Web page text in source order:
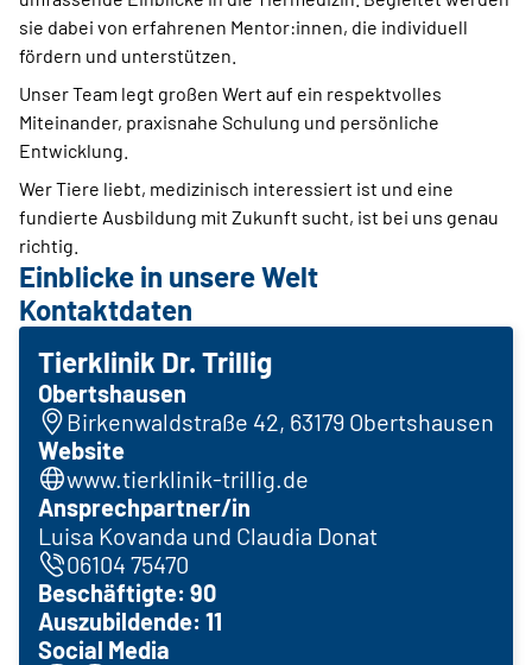
sie dabei von erfahrenen Mentor:innen, die individuell
fördern und unterstützen.
Unser Team legt großen Wert auf ein respektvolles
Miteinander, praxisnahe Schulung und persönliche
Entwicklung.
Wer Tiere liebt, medizinisch interessiert ist und eine
fundierte Ausbildung mit Zukunft sucht, ist bei uns genau
richtig.
Einblicke in unsere Welt
Kontaktdaten
Tierklinik Dr. Trillig
Obertshausen
Birkenwaldstraße 42, 63179 Obertshausen
Website
www.tierklinik-trillig.de
Ansprechpartner/in
Luisa Kovanda und Claudia Donat
06104 75470
Beschäftigte: 90
Auszubildende: 11
Social Media